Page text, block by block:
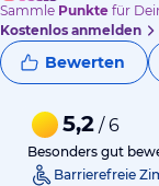
Sammle Punkte für
Kostenlos anmelden
Bewerten
5,2 / 6
Besonders gut
Barrierefreie